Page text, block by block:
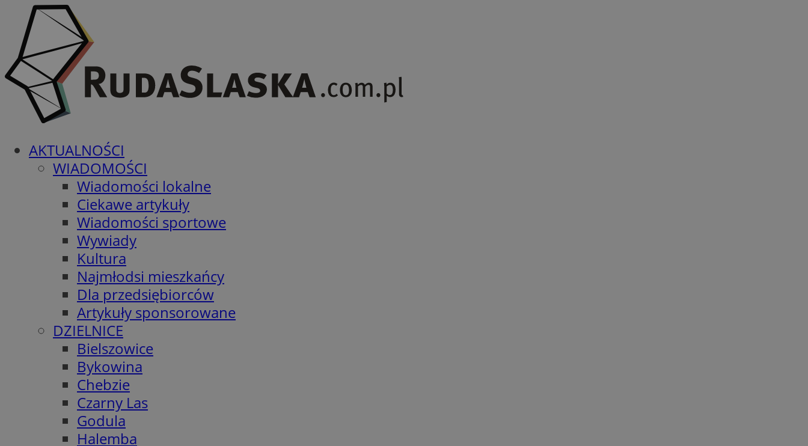
AKTUALNOŚCI
WIADOMOŚCI
Wiadomości lokalne
Ciekawe artykuły
Wiadomości sportowe
Wywiady
Kultura
Najmłodsi mieszkańcy
Dla przedsiębiorców
Artykuły sponsorowane
DZIELNICE
Bielszowice
Bykowina
Chebzie
Czarny Las
Godula
Halemba